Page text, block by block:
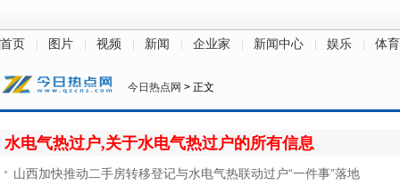
首页 图片 视频 新闻 企业家 新闻中心 娱乐 体育
今日热点网 > 正文
水电气热过户,关于水电气热过户的所有信息
山西加快推动二手房转移登记与水电气热联动过户“一件事”落地